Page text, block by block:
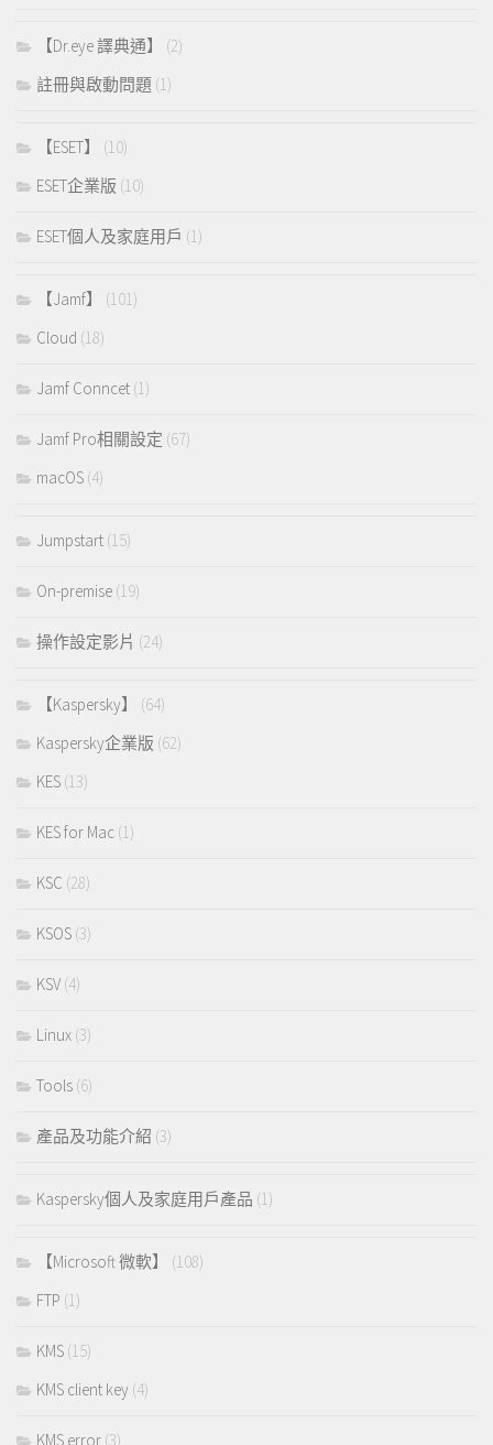
【Dr.eye 譯典通】
(2)
註冊與啟動問題 (1)
【ESET】
(10)
ESET企業版 (10)
ESET個人及家庭用戶 (1)
【Jamf】
(101)
Cloud (18)
Jamf Conncet (1)
Jamf Pro相關設定 (67)
macOS (4)
Jumpstart (15)
On-premise (19)
操作設定影片 (24)
【Kaspersky】
(64)
Kaspersky企業版 (62)
KES (13)
KES for Mac (1)
KSC (28)
KSOS (3)
KSV (4)
Linux (3)
Tools (6)
產品及功能介紹 (3)
Kaspersky個人及家庭用戶產品 (1)
【Microsoft 微軟】
(108)
FTP (1)
KMS (15)
KMS client key (4)
KMS error (3)